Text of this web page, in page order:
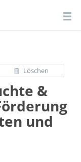
Löschen
&
und